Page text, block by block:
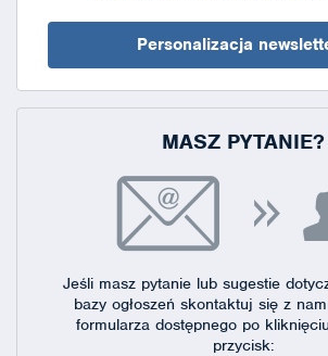
Personalizacja
MASZ PYTANIE?
Jeśli masz pytanie lub sugestie
bazy ogłoszeń skontaktuj się z
formularza dostępnegopo
przycisk: